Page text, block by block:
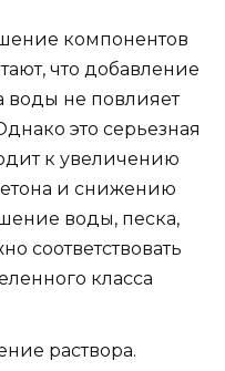
компонентов
что добавление
воды не повлияет
это серьезная
к увеличению
и снижению
воды, песка,
соответствовать
класса
раствора.